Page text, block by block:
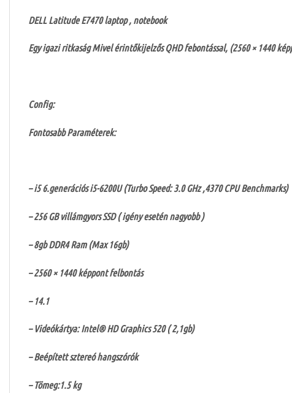
DELL Latitude E7470 laptop , notebook
Egy igazi ritkaság Mivel érintőkijelzős QHD febontással, (2560 × 1440
Config:
Fontosabb Paraméterek:
– i5 6.generációs i5-6200U (Turbo Speed: 3.0 GHz ,4370 CPU Benchmarks)
– 256 GB villámgyors SSD ( igény esetén nagyobb )
– 8gb DDR4 Ram (Max 16gb)
– 2560 × 1440 képpont felbontás
– 14.1
– Videókártya: Intel® HD Graphics 520 ( 2,1gb)
– Beépített sztereó hangszórók
– Tömeg:1.5 kg